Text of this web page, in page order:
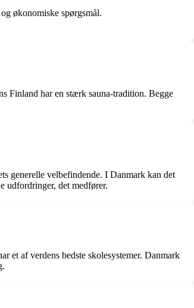
økonomiske spørgsmål.
Finland har en stærk sauna-tradition. Begge
generelle velbefindende. I Danmark kan det
udfordringer, det medfører.
et af verdens bedste skolesystemer. Danmark